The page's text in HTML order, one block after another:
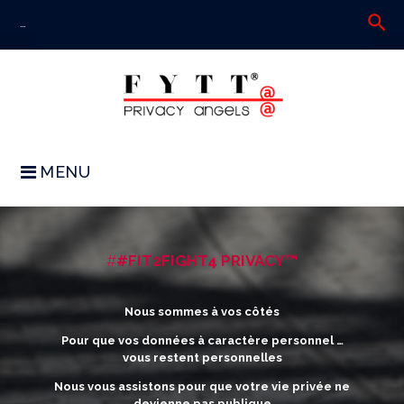
content
search
MENU
INTELLIGENCE
ARTIFICIELLE
|
PROTECTION
LA
##FIT2FIGHT4 PRIVACY™
Nous sommes à vos côtés
Pour que vos données à caractère personnel …
vous restent personnelles
Nous vous assistons pour que votre vie privée ne